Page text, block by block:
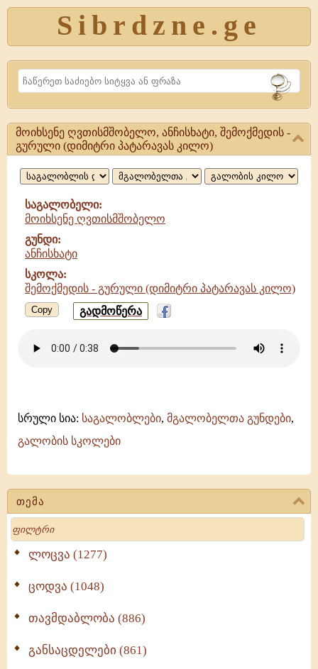
Sibrdzne.ge
Search
თემა
Search
ლოცვა (1277)
ცოდვა (1048)
თავმდაბლობა (886)
განსაცდელები (861)
მოიხსენე
ღვთისმშობელო,
შემოქმედის
მოიხსენე ღვთისმშობელო, ანჩისხატი, შემოქმედის -
გურული (დიმიტრი პატარავას კილო)
საგალობელი:
მოიხსენე ღვთისმშობელო
გუნდი:
ანჩისხატი
სკოლა:
შემოქმედის - გურული (დიმიტრი პატარავას კილო)
Copy გადმოწერა
სრული სია: საგალობლები, მგალობელთა გუნდები,
გალობის სკოლები